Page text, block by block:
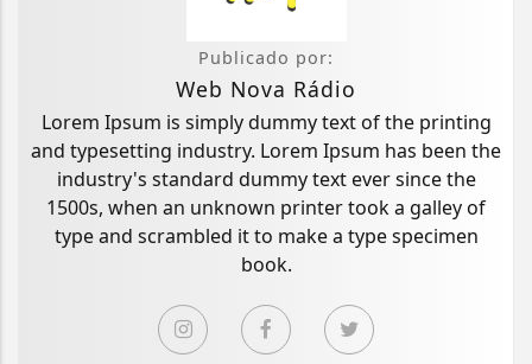
Publicado por:
Web Nova Rádio
Lorem Ipsum is simply dummy text of the printing
and typesetting industry. Lorem Ipsum has been the
industry's standard dummy text ever since the
1500s, when an unknown printer took a galley of
type and scrambled it to make a type specimen
book.